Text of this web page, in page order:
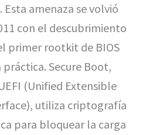
amenaza se volvió
con el descubrimiento
primer rootkit de BIOS
Secure Boot,
(Unified Extensible
utiliza criptografía
para bloquear la carga